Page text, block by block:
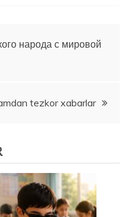
народа с мировой
tezkor xabarlar